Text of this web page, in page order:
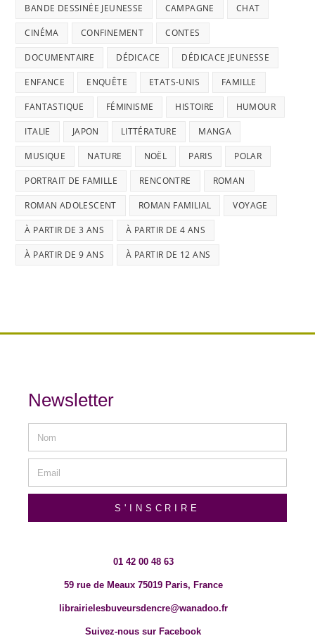
BANDE DESSINÉE JEUNESSE CAMPAGNE CHAT
CINÉMA CONFINEMENT CONTES
DOCUMENTAIRE DÉDICACE DÉDICACE JEUNESSE
ENFANCE ENQUÊTE ETATS-UNIS FAMILLE
FANTASTIQUE FÉMINISME HISTOIRE HUMOUR
ITALIE JAPON LITTÉRATURE MANGA
MUSIQUE NATURE NOËL PARIS POLAR
PORTRAIT DE FAMILLE RENCONTRE ROMAN
ROMAN ADOLESCENT ROMAN FAMILIAL VOYAGE
À PARTIR DE 3 ANS À PARTIR DE 4 ANS
À PARTIR DE 9 ANS À PARTIR DE 12 ANS
Newsletter
S'INSCRIRE
01 42 00 48 63
59 rue de Meaux 75019 Paris, France
librairielesbuveursdencre@wanadoo.fr
Suivez-nous sur Facebook